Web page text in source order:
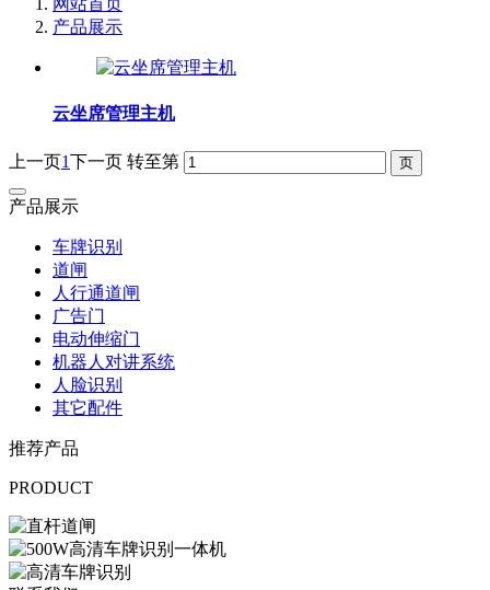
网站首页
产品展示
云坐席管理主机
上一页1下一页 转至第
产品展示
车牌识别
道闸
人行通道闸
广告门
电动伸缩门
机器人对讲系统
人脸识别
其它配件
推荐产品
PRODUCT